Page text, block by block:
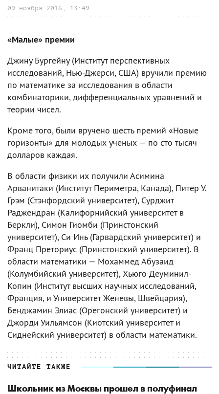
09 ноября 2016, 13:49
«Малые» премии
Джину Бургейну (Институт перспективных
исследований, Нью-Джерси, США) вручили премию
по математике за исследования в области
комбинаторики, дифференциальных уравнений и
теории чисел.
Кроме того, были вручено шесть премий «Новые
горизонты» для молодых ученых — по сто тысяч
долларов каждая.
В области физики их получили Асимина
Арванитаки (Институт Периметра, Канада), Питер У.
Грэм (Стэнфордский университет), Сурджит
Раджендран (Калифорнийский университет в
Беркли), Симон Гиомби (Принстонский
университет), Си Инь (Гарвардский университет) и
Франц Преториус (Принстонский университет). В
области математики — Мохаммед Абузаид
(Колумбийский университет), Хьюго Деуминил-
Копин (Институт высших научных исследований,
Франция, и Университет Женевы, Швейцария),
Бенджамин Элиас (Орегонский университет) и
Джорди Уильямсон (Киотский университет и
Сиднейский университет) в области математики.
ЧИТАЙТЕ ТАКЖЕ
Школьник из Москвы прошел в полуфинал